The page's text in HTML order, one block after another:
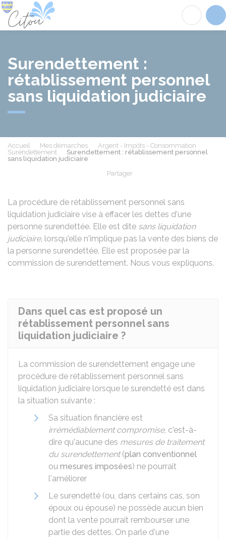
Surendettement :
rétablissement personnel
sans liquidation judiciaire
Accueil Mes démarches
Argent - Impôts - Consommation
Surendettement
Surendettement : rétablissement personnel
sans liquidation judiciaire
Partager
La procédure de rétablissement personnel sans
liquidation judiciaire vise à effacer les dettes d'une
personne surendettée. Elle est dite sans liquidation
judiciaire, lorsqu'elle n'implique pas la vente des biens de
la personne surendettée. Elle est proposée par la
commission de surendettement. Nous vous expliquons.
Dans quel cas est proposé un
rétablissement personnel sans
liquidation judiciaire ?
La commission de surendettement engage une
procédure de rétablissement personnel sans
liquidation judiciaire lorsque le surendetté est dans
la situation suivante :
Sa situation financière est
irrémédiablement compromise, c'est-à-
dire qu'aucune des mesures de traitement
du surendettement(plan conventionnel
ou mesures imposées) ne pourrait
l'améliorer
Le surendetté (ou, dans certains cas, son
époux ou épouse) ne possède aucun bien
dont la vente pourrait rembourser une
partie des dettes. On parle d'une